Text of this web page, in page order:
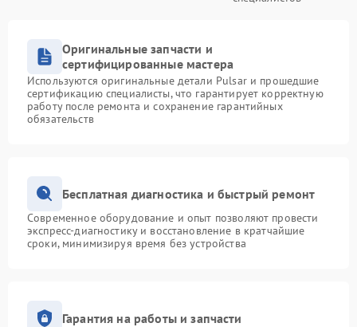
Оригинальные запчасти и
сертифицированные мастера
Используются оригинальные детали Pulsar и прошедшие
сертификацию специалисты, что гарантирует корректную
работу после ремонта и сохранение гарантийных
обязательств
Бесплатная диагностика и быстрый ремонт
Современное оборудование и опыт позволяют провести
экспресс-диагностику и восстановление в кратчайшие
сроки, минимизируя время без устройства
Гарантия на работы и запчасти